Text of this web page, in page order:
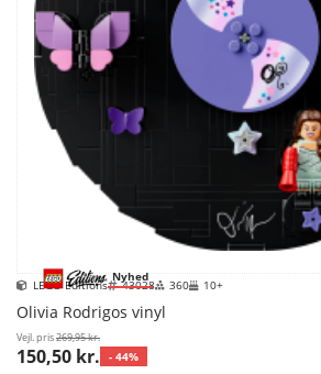
Nyhed
LEGO Editions 43028 360 10+
Olivia Rodrigos vinyl
Vejl. pris269,95 kr.
150,50 kr. - 44%